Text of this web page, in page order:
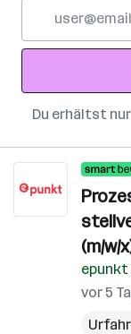
Adresse
Du erhältst
(m/w/
epunkt
vor 5